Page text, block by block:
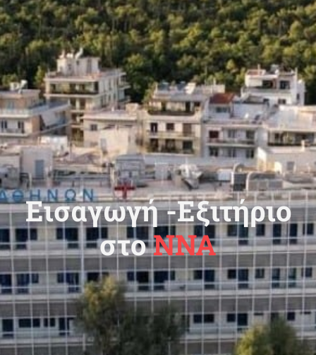
Εισαγωγή -Εξιτήριο
στοΝΝΑ